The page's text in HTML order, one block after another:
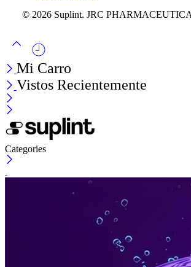
© 2026 Suplint. JRC
Mi Carro
Vistos Recientemente
Categories